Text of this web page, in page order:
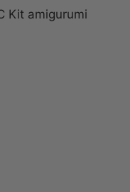
Kit amigurumi